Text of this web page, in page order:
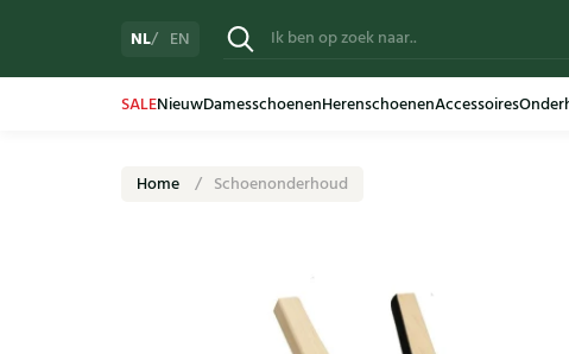
NL EN
SALENieuwDamesschoenenHerenschoenenAccessoires
Home Schoenonderhoud